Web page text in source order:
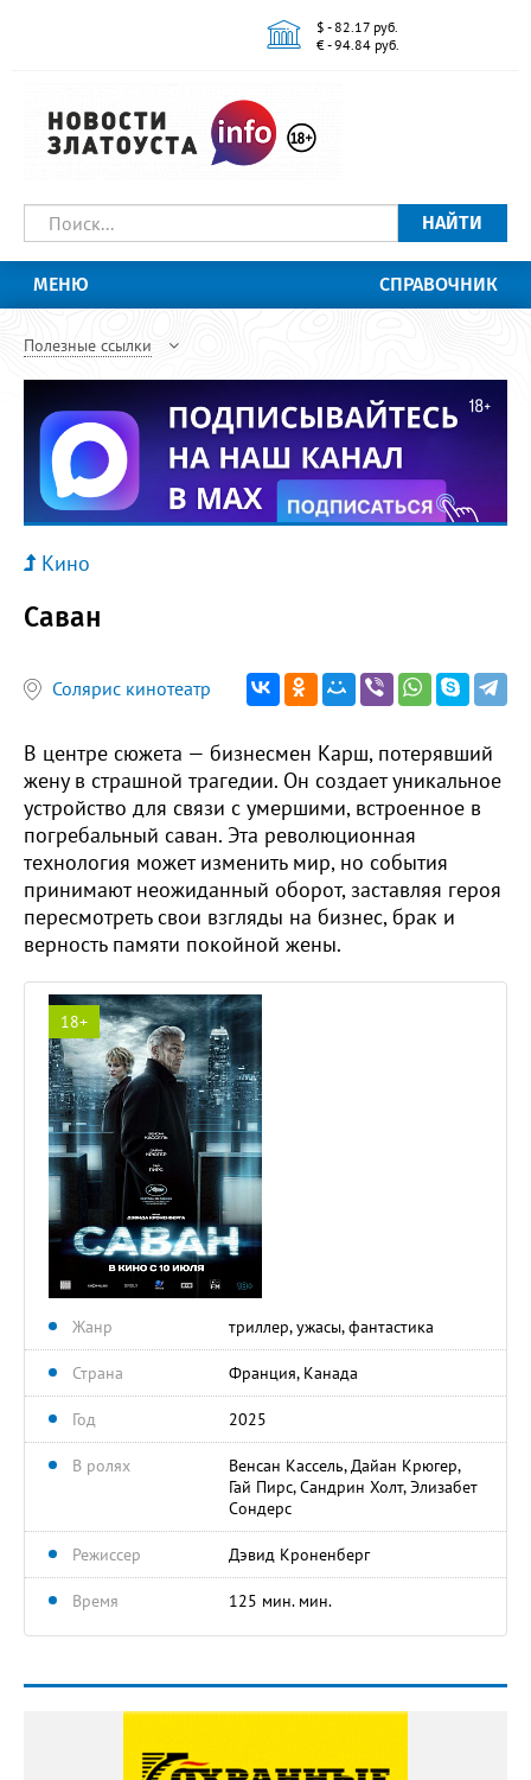
$ - 82.17 руб.
€ - 94.84 руб.
НАЙТИ
МЕНЮ СПРАВОЧНИК
Полезные ссылки
Кино
Саван
Солярис кинотеатр
В центре сюжета — бизнесмен Карш, потерявший
жену в страшной трагедии. Он создает уникальное
устройство для связи с умершими, встроенное в
погребальный саван. Эта революционная
технология может изменить мир, но события
принимают неожиданный оборот, заставляя героя
пересмотреть свои взгляды на бизнес, брак и
верность памяти покойной жены.
18+
Жанр триллер, ужасы, фантастика
Страна Франция, Канада
Год 2025
В ролях
Венсан Кассель, Дайан Крюгер,
Гай Пирс, Сандрин Холт, Элизабет
Сондерс
Режиссер Дэвид Кроненберг
Время 125 мин. мин.